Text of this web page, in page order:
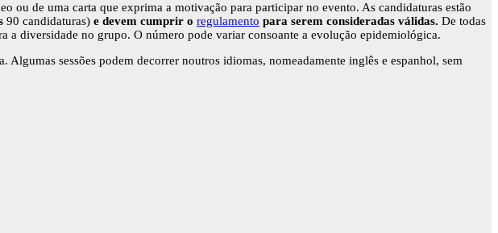
ou de uma carta que exprima a motivação para participar no evento. As candidaturas estão
90 candidaturas) e devem cumprir o regulamento para serem consideradas válidas. De todas
a diversidade no grupo. O número pode variar consoante a evolução epidemiológica.
sessões podem decorrer noutros idiomas, nomeadamente inglês e espanhol, sem